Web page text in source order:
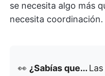
se necesita algo más
necesita coordinación.
👀 ¿Sabías que...